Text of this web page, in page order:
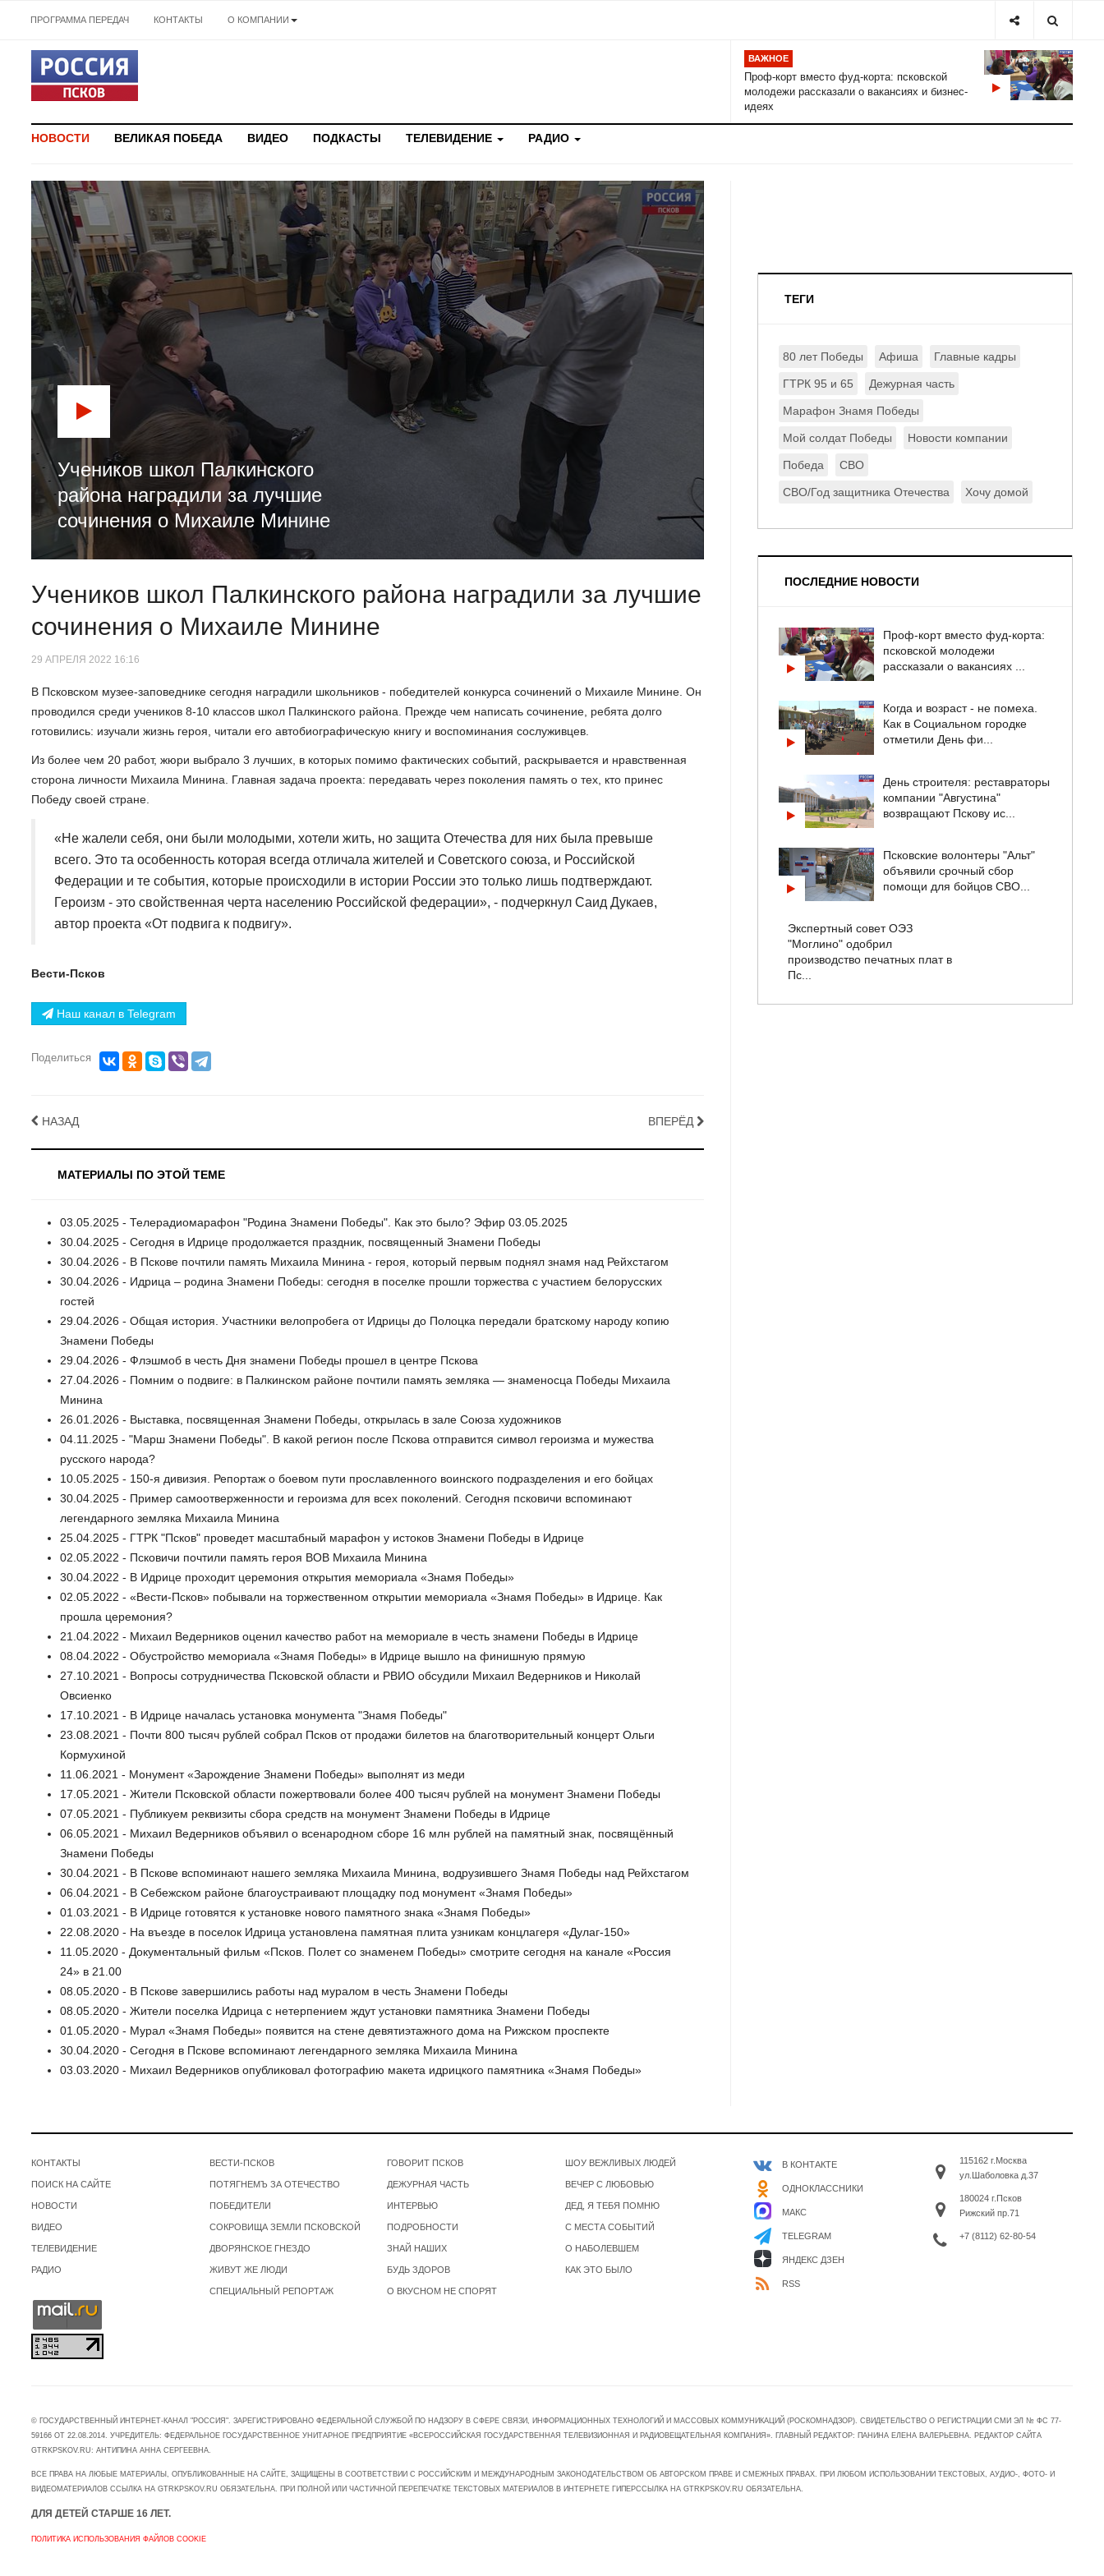
ПРОГРАММА ПЕРЕДАЧ КОНТАКТЫ О КОМПАНИИ
ВАЖНОЕ
Проф-корт вместо фуд-корта: псковской
молодежи рассказали о вакансиях и бизнес-
идеях
НОВОСТИ ВЕЛИКАЯ ПОБЕДА ВИДЕО ПОДКАСТЫ ТЕЛЕВИДЕНИЕ РАДИО
Учеников школ Палкинского
района наградили за лучшие
сочинения о Михаиле Минине
Учеников школ Палкинского района наградили за лучшие
сочинения о Михаиле Минине
29 АПРЕЛЯ 2022 16:16
В Псковском музее-заповеднике сегодня наградили школьников - победителей конкурса сочинений о Михаиле Минине. Он
проводился среди учеников 8-10 классов школ Палкинского района. Прежде чем написать сочинение, ребята долго
готовились: изучали жизнь героя, читали его автобиографическую книгу и воспоминания сослуживцев.
Из более чем 20 работ, жюри выбрало 3 лучших, в которых помимо фактических событий, раскрывается и нравственная
сторона личности Михаила Минина. Главная задача проекта: передавать через поколения память о тех, кто принес
Победу своей стране.
«Не жалели себя, они были молодыми, хотели жить, но защита Отечества для них была превыше
всего. Это та особенность которая всегда отличала жителей и Советского союза, и Российской
Федерации и те события, которые происходили в истории Росcии это только лишь подтверждают.
Героизм - это свойственная черта населению Российской федерации», - подчеркнул Саид Дукаев,
автор проекта «От подвига к подвигу».
Вести-Псков
Наш канал в Telegram
Поделиться
НАЗАД ВПЕРЁД
МАТЕРИАЛЫ ПО ЭТОЙ ТЕМЕ
03.05.2025 - Телерадиомарафон "Родина Знамени Победы". Как это было? Эфир 03.05.2025
30.04.2025 - Сегодня в Идрице продолжается праздник, посвященный Знамени Победы
30.04.2026 - В Пскове почтили память Михаила Минина - героя, который первым поднял знамя над Рейхстагом
30.04.2026 - Идрица – родина Знамени Победы: сегодня в поселке прошли торжества с участием белорусских
гостей
29.04.2026 - Общая история. Участники велопробега от Идрицы до Полоцка передали братскому народу копию
Знамени Победы
29.04.2026 - Флэшмоб в честь Дня знамени Победы прошел в центре Пскова
27.04.2026 - Помним о подвиге: в Палкинском районе почтили память земляка — знаменосца Победы Михаила
Минина
26.01.2026 - Выставка, посвященная Знамени Победы, открылась в зале Союза художников
04.11.2025 - "Марш Знамени Победы". В какой регион после Пскова отправится символ героизма и мужества
русского народа?
10.05.2025 - 150-я дивизия. Репортаж о боевом пути прославленного воинского подразделения и его бойцах
30.04.2025 - Пример самоотверженности и героизма для всех поколений. Сегодня псковичи вспоминают
легендарного земляка Михаила Минина
25.04.2025 - ГТРК "Псков" проведет масштабный марафон у истоков Знамени Победы в Идрице
02.05.2022 - Псковичи почтили память героя ВОВ Михаила Минина
30.04.2022 - В Идрице проходит церемония открытия мемориала «Знамя Победы»
02.05.2022 - «Вести-Псков» побывали на торжественном открытии мемориала «Знамя Победы» в Идрице. Как
прошла церемония?
21.04.2022 - Михаил Ведерников оценил качество работ на мемориале в честь знамени Победы в Идрице
08.04.2022 - Обустройство мемориала «Знамя Победы» в Идрице вышло на финишную прямую
27.10.2021 - Вопросы сотрудничества Псковской области и РВИО обсудили Михаил Ведерников и Николай
Овсиенко
17.10.2021 - В Идрице началась установка монумента "Знамя Победы"
23.08.2021 - Почти 800 тысяч рублей собрал Псков от продажи билетов на благотворительный концерт Ольги
Кормухиной
11.06.2021 - Монумент «Зарождение Знамени Победы» выполнят из меди
17.05.2021 - Жители Псковской области пожертвовали более 400 тысяч рублей на монумент Знамени Победы
07.05.2021 - Публикуем реквизиты сбора средств на монумент Знамени Победы в Идрице
06.05.2021 - Михаил Ведерников объявил о всенародном сборе 16 млн рублей на памятный знак, посвящённый
Знамени Победы
30.04.2021 - В Пскове вспоминают нашего земляка Михаила Минина, водрузившего Знамя Победы над Рейхстагом
06.04.2021 - В Себежском районе благоустраивают площадку под монумент «Знамя Победы»
01.03.2021 - В Идрице готовятся к установке нового памятного знака «Знамя Победы»
22.08.2020 - На въезде в поселок Идрица установлена памятная плита узникам концлагеря «Дулаг-150»
11.05.2020 - Документальный фильм «Псков. Полет со знаменем Победы» смотрите сегодня на канале «Россия
24» в 21.00
08.05.2020 - В Пскове завершились работы над муралом в честь Знамени Победы
08.05.2020 - Жители поселка Идрица с нетерпением ждут установки памятника Знамени Победы
01.05.2020 - Мурал «Знамя Победы» появится на стене девятиэтажного дома на Рижском проспекте
30.04.2020 - Сегодня в Пскове вспоминают легендарного земляка Михаила Минина
03.03.2020 - Михаил Ведерников опубликовал фотографию макета идрицкого памятника «Знамя Победы»
ТЕГИ
80 лет Победы Афиша Главные кадры
ГТРК 95 и 65 Дежурная часть
Марафон Знамя Победы
Мой солдат Победы Новости компании
Победа СВО
СВО/Год защитника Отечества Хочу домой
ПОСЛЕДНИЕ НОВОСТИ
Проф-корт вместо фуд-корта:
псковской молодежи
рассказали о вакансиях ...
Когда и возраст - не помеха.
Как в Социальном городке
отметили День фи...
День строителя: реставраторы
компании "Августина"
возвращают Пскову ис...
Псковские волонтеры "Альт"
объявили срочный сбор
помощи для бойцов СВО...
Экспертный совет ОЭЗ
"Моглино" одобрил
производство печатных плат в
Пс...
КОНТАКТЫ
ПОИСК НА САЙТЕ
НОВОСТИ
ВИДЕО
ТЕЛЕВИДЕНИЕ
РАДИО
ВЕСТИ-ПСКОВ
ПОТЯГНЕМЪ ЗА ОТЕЧЕСТВО
ПОБЕДИТЕЛИ
СОКРОВИЩА ЗЕМЛИ ПСКОВСКОЙ
ДВОРЯНСКОЕ ГНЕЗДО
ЖИВУТ ЖЕ ЛЮДИ
СПЕЦИАЛЬНЫЙ РЕПОРТАЖ
ГОВОРИТ ПСКОВ
ДЕЖУРНАЯ ЧАСТЬ
ИНТЕРВЬЮ
ПОДРОБНОСТИ
ЗНАЙ НАШИХ
БУДЬ ЗДОРОВ
О ВКУСНОМ НЕ СПОРЯТ
ШОУ ВЕЖЛИВЫХ ЛЮДЕЙ
ВЕЧЕР С ЛЮБОВЬЮ
ДЕД, Я ТЕБЯ ПОМНЮ
С МЕСТА СОБЫТИЙ
О НАБОЛЕВШЕМ
КАК ЭТО БЫЛО
В КОНТАКТЕ
ОДНОКЛАССНИКИ
МАКС
TELEGRAM
ЯНДЕКС ДЗЕН
RSS
115162 г.Москва
ул.Шаболовка д.37
180024 г.Псков
Рижский пр.71
+7 (8112) 62-80-54
© ГОСУДАРСТВЕННЫЙ ИНТЕРНЕТ-КАНАЛ "РОССИЯ". ЗАРЕГИСТРИРОВАНО ФЕДЕРАЛЬНОЙ СЛУЖБОЙ ПО НАДЗОРУ В СФЕРЕ СВЯЗИ, ИНФОРМАЦИОННЫХ ТЕХНОЛОГИЙ И МАССОВЫХ КОММУНИКАЦИЙ (РОСКОМНАДЗОР). СВИДЕТЕЛЬСТВО О РЕГИСТРАЦИИ СМИ ЭЛ № ФС 77-
59166 ОТ 22.08.2014. УЧРЕДИТЕЛЬ: ФЕДЕРАЛЬНОЕ ГОСУДАРСТВЕННОЕ УНИТАРНОЕ ПРЕДПРИЯТИЕ «ВСЕРОССИЙСКАЯ ГОСУДАРСТВЕННАЯ ТЕЛЕВИЗИОННАЯ И РАДИОВЕЩАТЕЛЬНАЯ КОМПАНИЯ». ГЛАВНЫЙ РЕДАКТОР: ПАНИНА ЕЛЕНА ВАЛЕРЬЕВНА. РЕДАКТОР САЙТА
GTRKPSKOV.RU: АНТИПИНА АННА СЕРГЕЕВНА.
ВСЕ ПРАВА НА ЛЮБЫЕ МАТЕРИАЛЫ, ОПУБЛИКОВАННЫЕ НА САЙТЕ, ЗАЩИЩЕНЫ В СООТВЕТСТВИИ С РОССИЙСКИМ И МЕЖДУНАРОДНЫМ ЗАКОНОДАТЕЛЬСТВОМ ОБ АВТОРСКОМ ПРАВЕ И СМЕЖНЫХ ПРАВАХ. ПРИ ЛЮБОМ ИСПОЛЬЗОВАНИИ ТЕКСТОВЫХ, АУДИО-, ФОТО- И
ВИДЕОМАТЕРИАЛОВ ССЫЛКА НА GTRKPSKOV.RU ОБЯЗАТЕЛЬНА. ПРИ ПОЛНОЙ ИЛИ ЧАСТИЧНОЙ ПЕРЕПЕЧАТКЕ ТЕКСТОВЫХ МАТЕРИАЛОВ В ИНТЕРНЕТЕ ГИПЕРССЫЛКА НА GTRKPSKOV.RU ОБЯЗАТЕЛЬНА.
ДЛЯ ДЕТЕЙ СТАРШЕ 16 ЛЕТ.
ПОЛИТИКА ИСПОЛЬЗОВАНИЯ ФАЙЛОВ COOKIE